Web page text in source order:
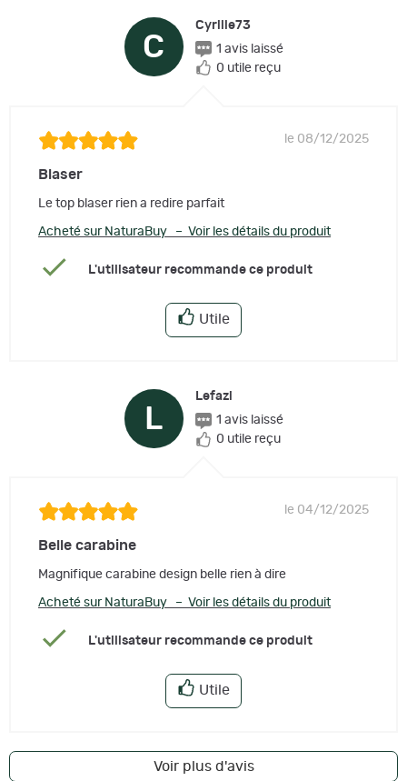
C
Cyrille73
1 avis laissé
0 utile reçu
le 08/12/2025
Blaser
Le top blaser rien a redire parfait
Acheté sur NaturaBuy – Voir les détails du produit
L'utilisateur recommande ce produit
Utile
L
Lefazi
1 avis laissé
0 utile reçu
le 04/12/2025
Belle carabine
Magnifique carabine design belle rien à dire
Acheté sur NaturaBuy – Voir les détails du produit
L'utilisateur recommande ce produit
Utile
Voir plus d'avis